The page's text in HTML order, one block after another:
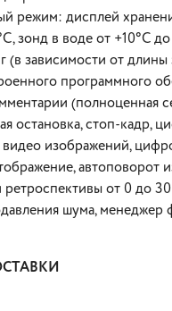
режим: дисплей
зонд в воде от +10°С
(в зависимости от длины
программного
(полноценная
остановка, стоп-кадр,
изображений,
автоповорот
ретроспективы от 0 до
шума, менеджер